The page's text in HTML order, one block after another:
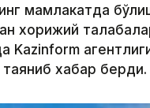
мамлакатда
хорижий
Kazinform
таяниб хабар берди.